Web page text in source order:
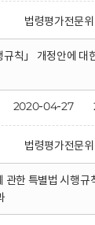
법령평가전문
규칙」 개정안에 대
2020-04-27
법령평가전문
관한 특별법 시행